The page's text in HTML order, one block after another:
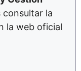
consultar la
la web oficial